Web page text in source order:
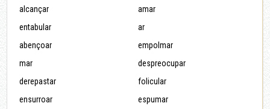
alcançar
amar
entabular
ar
abençoar
empolmar
mar
despreocupar
derepastar
folicular
ensurroar
espumar